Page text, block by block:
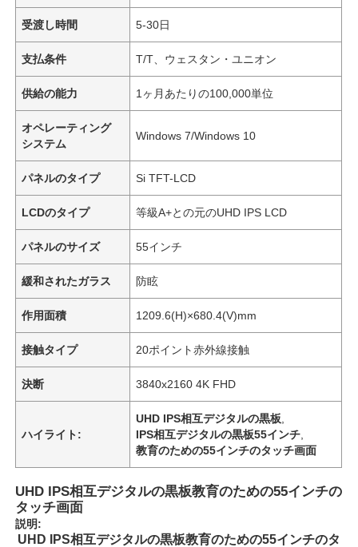
受渡し時間 5-30日
支払条件 T/T、ウェスタン・ユニオン
供給の能力 1ヶ月あたりの100,000単位
オペレーティング
システム
Windows 7/Windows 10
パネルのタイプ Si TFT-LCD
LCDのタイプ 等級A+との元のUHD IPS LCD
パネルのサイズ 55インチ
緩和されたガラス 防眩
作用面積 1209.6(H)×680.4(V)mm
接触タイプ 20ポイント赤外線接触
決断 3840x2160 4K FHD
ハイライト:
UHD IPS相互デジタルの黒板
IPS相互デジタルの黒板55インチ
教育のための55インチのタッチ画面
UHD IPS相互デジタルの黒板教育のための55インチの
タッチ画面
説明:
UHD IPS相互デジタルの黒板教育のための55インチのタ